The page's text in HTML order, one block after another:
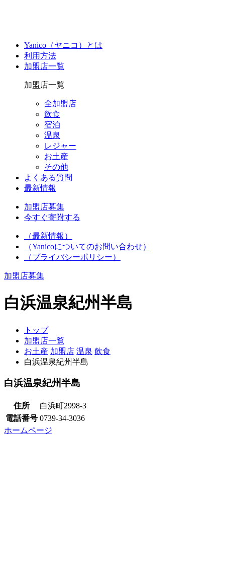
Yanico（ヤニコ）とは
利用方法
加盟店一覧
加盟店一覧
全加盟店
飲食
宿泊
温泉
レジャー
お土産
その他
よくある質問
最新情報
加盟店募集
今すぐ寄附する
（最新情報）
（Yanicoについてのお問い合わせ）
（プライバシーポリシー）
加盟店募集
白浜温泉紀州半島
トップ
加盟店一覧
お土産 加盟店 温泉 飲食
白浜温泉紀州半島
白浜温泉紀州半島
住所
白浜町2998-3
電話番号 0739-34-3036
ホームページ